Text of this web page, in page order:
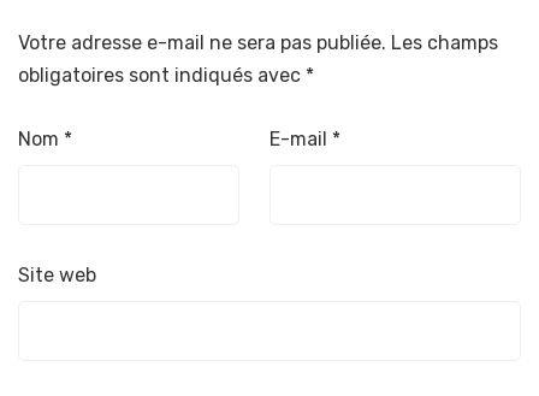
Votre adresse e-mail ne sera pas publiée. Les champs
obligatoires sont indiqués avec *
Nom * E-mail *
Site web